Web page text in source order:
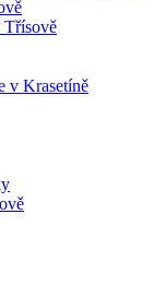
Třísově
v Krasetíně